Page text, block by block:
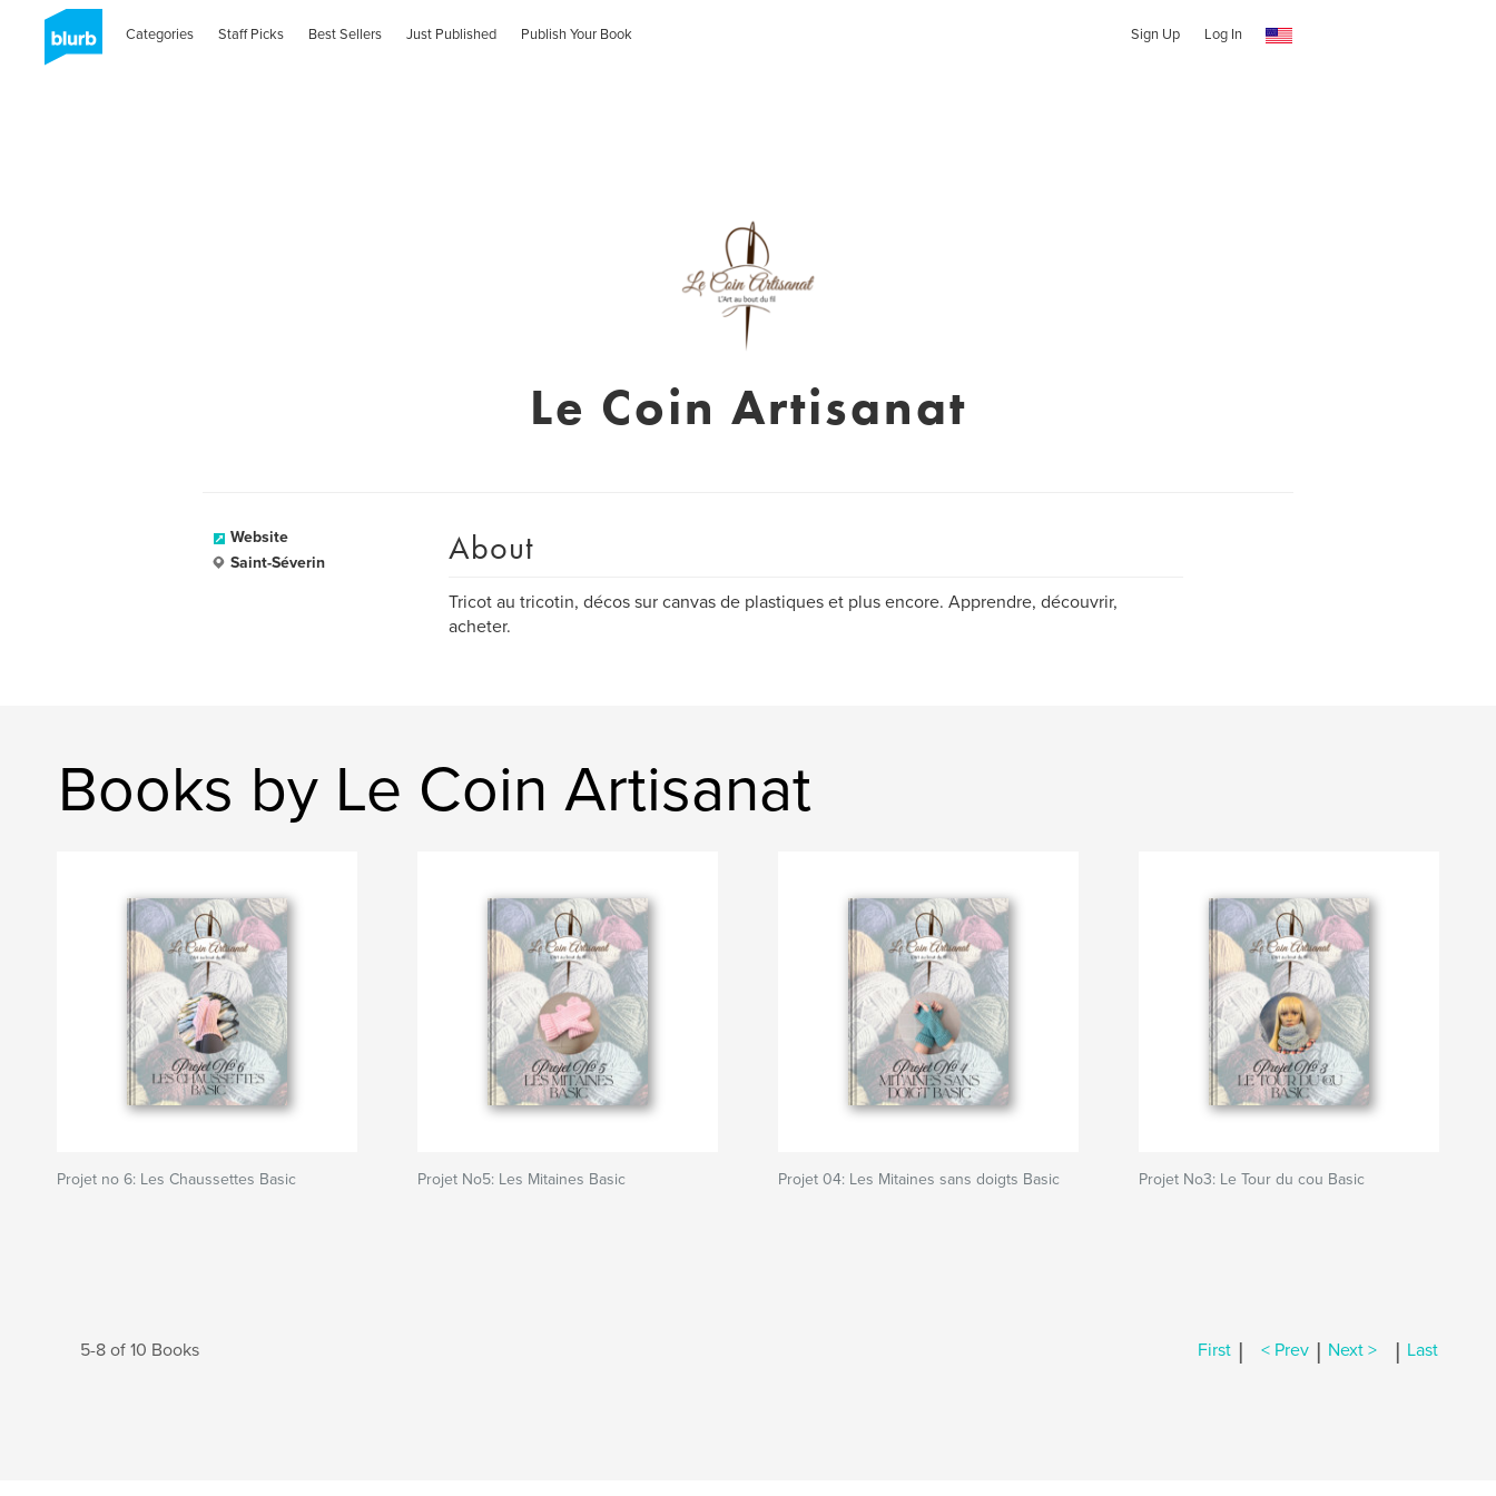
Categories Staff Picks Best Sellers Just Published Publish Your Book Sign Up Log In
Le Coin Artisanat
Website
Saint-Séverin
About
Tricot au tricotin, décos sur canvas de plastiques et plus encore. Apprendre, découvrir,
acheter.
Books by Le Coin Artisanat
Projet no 6: Les Chaussettes Basic Projet No5: Les Mitaines Basic Projet 04: Les Mitaines sans doigts Basic Projet No3: Le Tour du cou Basic
5-8 of 10 Books First | < Prev | Next > | Last